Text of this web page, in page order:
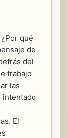
qué
de
del
trabajo
las
intentado
El